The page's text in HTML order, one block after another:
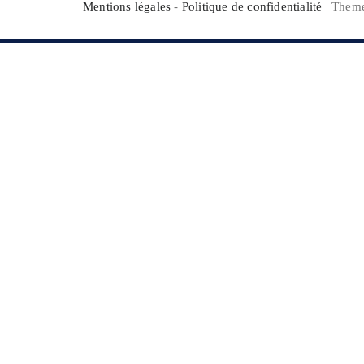
Mentions légales - Politique de confidentialité |